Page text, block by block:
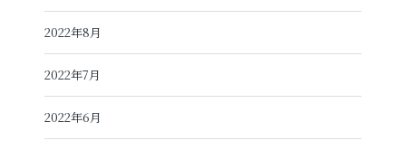
2022年8月
2022年7月
2022年6月